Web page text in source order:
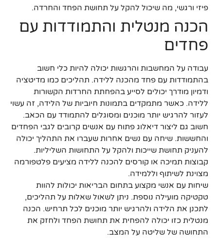
פיזי ורגשי, מה שיכול להקל על תחושת הפחד והחרדה.
הכנה מנטלית והתמודדות עם
פחדים
עבודה על המחשבות והרגשות יכולה להיות כלי חשוב
בהתמודדות עם פחד מהכנה ללידה. תהליכים כמו מדיטציה
ודמיון מודרך יכולים לסייע בהפחתת החרדות הקשורות
ללידה. כאשר מתמקדים בתמונות חיוביות של הלידה, זה עשוי
לעזור להרגיש יותר מוכנים ומסוגלים להתמודד עם הכאב.
חשוב גם ליצור דיאלוג פתוח עם אנשים קרובים לגבי הפחדים
והחששות. שיחה עם נשים אחרות שעברו את התהליך יכולה
להעניק תחושת שייכות ולהקל על התחושות השליליות.
קבוצות תמיכה או קורסים להכנה ללידה מציעים פלטפורמה
מצוינת לשיתוף וללמידה.
שיחות עם אנשי מקצוע בתחום הבריאות יכולות להוות
טקטיקה מועילה נוספת. ניתן לשאול שאלות על תהליכים,
לתכנן את הלידה ולהרגיש יותר מוכנים לכל תרחיש. הכנה
מנטלית כזו יכולה להפחית את תחושת הפחד ולחזק את
התחושה של שליטה על המצב.